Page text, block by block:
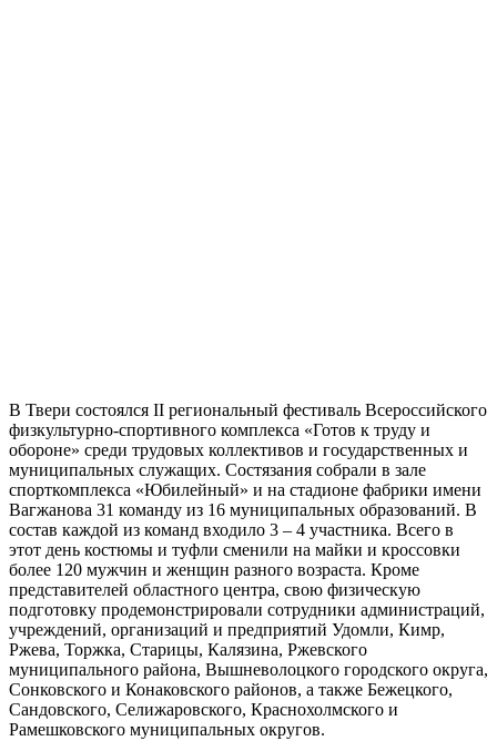
В Твери состоялся II региональный фестиваль Всероссийского
физкультурно-спортивного комплекса «Готов к труду и
обороне» среди трудовых коллективов и государственных и
муниципальных служащих. Состязания собрали в зале
спорткомплекса «Юбилейный» и на стадионе фабрики имени
Вагжанова 31 команду из 16 муниципальных образований. В
состав каждой из команд входило 3 – 4 участника. Всего в
этот день костюмы и туфли сменили на майки и кроссовки
более 120 мужчин и женщин разного возраста. Кроме
представителей областного центра, свою физическую
подготовку продемонстрировали сотрудники администраций,
учреждений, организаций и предприятий Удомли, Кимр,
Ржева, Торжка, Старицы, Калязина, Ржевского
муниципального района, Вышневолоцкого городского округа,
Сонковского и Конаковского районов, а также Бежецкого,
Сандовского, Селижаровского, Краснохолмского и
Рамешковского муниципальных округов.